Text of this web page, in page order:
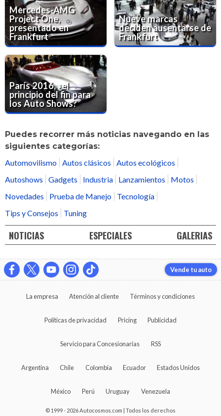
Mercedes-AMG
Project One,
presentado en
Frankfurt
Nueve marcas
deciden ausentarse de
Frankfurt
París 2016, ¿el
principio del fin para
los Auto Shows?
Puedes recorrer más noticias navegando en las
siguientes categorías:
Automovilismo Autos clásicos
Autos ecológicos
Autoshows
Gadgets Industria Lanzamientos
Motos
Novedades
Prueba de Manejo
Tecnología
Tips y Consejos
Tuning
NOTICIAS ESPECIALES GALERIAS
Vende tu auto
La empresa Atención al cliente Términos y condiciones
Políticas de privacidad Pricing Publicidad
Servicio para Concesionarias RSS
Argentina Chile Colombia Ecuador Estados Unidos
México Perú Uruguay Venezuela
© 1999 - 2026 Autocosmos.com | Todos los derechos